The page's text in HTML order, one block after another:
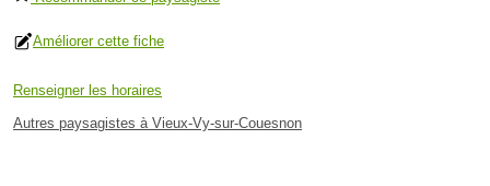
Améliorer cette fiche
Renseigner les horaires
Autres paysagistes à Vieux-Vy-sur-Couesnon